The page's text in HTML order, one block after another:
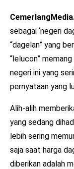
sebagai ‘negeri
“dagelan” yang
“lelucon”
negeri ini yang
pernyataan yang
Alih-alih
yang sedang
lebih sering
saja saat harga
diberikan adalah